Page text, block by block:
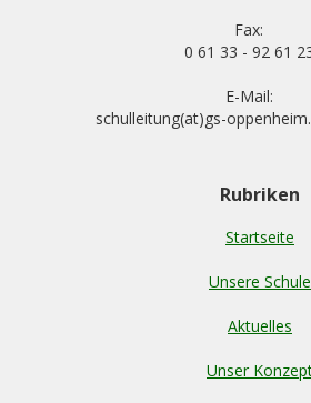
Fax:
0 61 33 - 92 61
E-Mail:
schulleitung(at)gs-
Rubriken
Startseite
Unsere Schule
Aktuelles
Unser